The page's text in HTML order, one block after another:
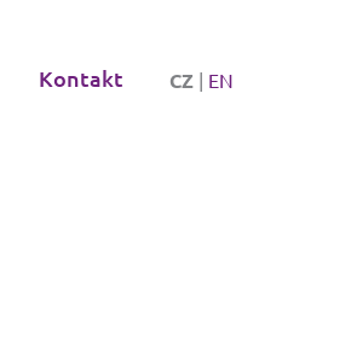
Kontakt CZ | EN